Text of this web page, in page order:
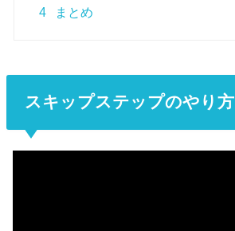
4 まとめ
スキップステップのやり方